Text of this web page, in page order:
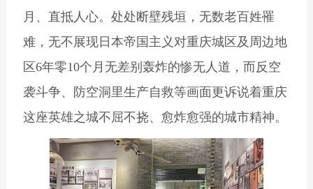
月、直抵人心。处处断壁残垣，无数老百姓罹
难，无不展现日本帝国主义对重庆城区及周边地
区6年零10个月无差别轰炸的惨无人道，而反空
袭斗争、防空洞里生产自救等画面更诉说着重庆
这座英雄之城不屈不挠、愈炸愈强的城市精神。